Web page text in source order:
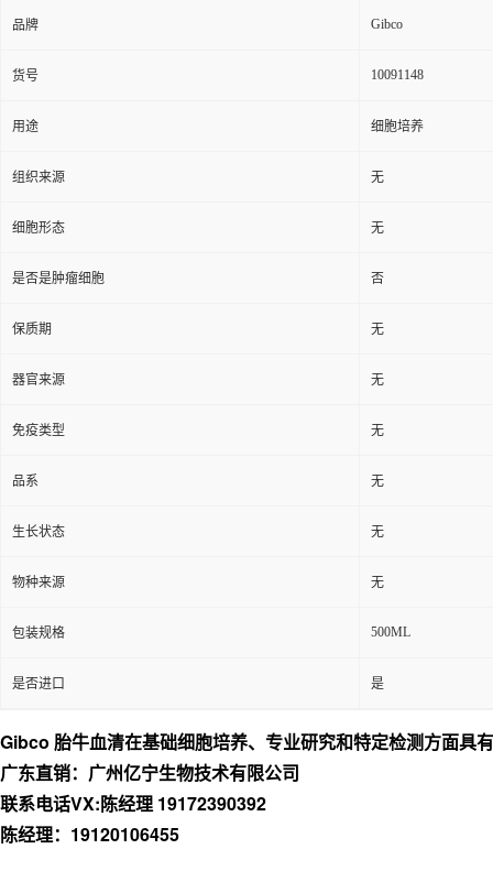
品牌 Gibco
货号 10091148
用途 细胞培养
组织来源 无
细胞形态 无
是否是肿瘤细胞 否
保质期 无
器官来源 无
免疫类型 无
品系 无
生长状态 无
物种来源 无
包装规格 500ML
是否进口 是
Gibco 胎牛血清在基础细胞培养、专业研究和特定检测方面具
广东直销：广州亿宁生物技术有限公司
联系电话VX:陈经理 19172390392
陈经理：19120106455